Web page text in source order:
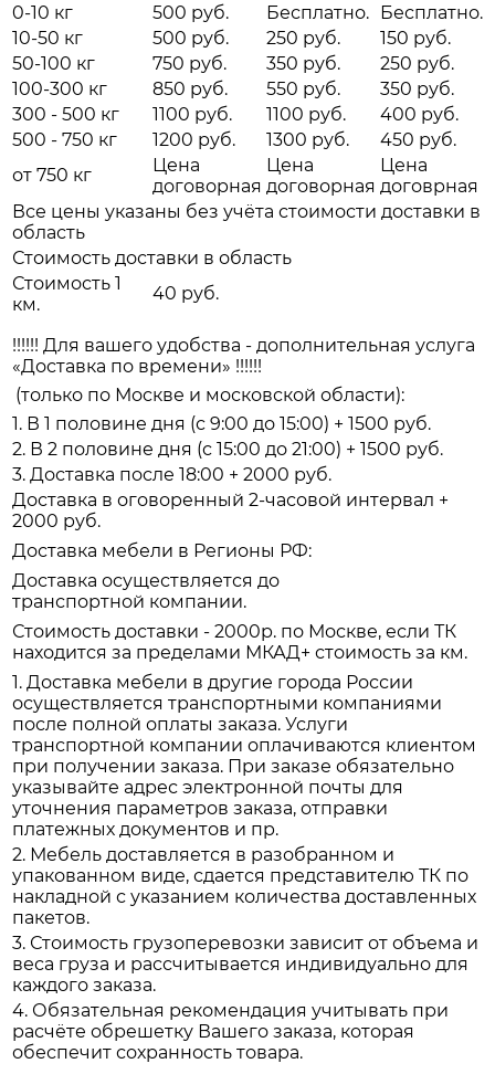
0-10 кг
500 руб. Бесплатно.
Бесплатно.
10-50 кг
500 руб. 250 руб.
150 руб.
50-100 кг
750 руб. 350 руб.
250 руб.
100-300 кг
850 руб. 550 руб.
350 руб.
300 - 500 кг
1100 руб. 1100 руб.
400 руб.
500 - 750 кг
1200 руб. 1300 руб.
450 руб.
от 750 кг
Цена
договорная
Цена
договорная
Цена
договрная
Все цены указаны без учёта стоимости доставки в
область
Стоимость доставки в область
Стоимость 1
км.
40 руб.
!!!!!! Для вашего удобства - дополнительная услуга
«Доставка по времени» !!!!!!
(только по Москве и московской области):
1. В 1 половине дня (с 9:00 до 15:00) + 1500 руб.
2. В 2 половине дня (с 15:00 до 21:00) + 1500 руб.
3. Доставка после 18:00 + 2000 руб.
Доставка в оговоренный 2-часовой интервал +
2000 руб.
Доставка мебели в Регионы РФ:
Доставка осуществляется до
транспортной компании.
Стоимость доставки - 2000р. по Москве, если ТК
находится за пределами МКАД+ стоимость за км.
1. Доставка мебели в другие города России
осуществляется транспортными компаниями
после полной оплаты заказа. Услуги
транспортной компании оплачиваются клиентом
при получении заказа. При заказе обязательно
указывайте адрес электронной почты для
уточнения параметров заказа, отправки
платежных документов и пр.
2. Мебель доставляется в разобранном и
упакованном виде, сдается представителю ТК по
накладной с указанием количества доставленных
пакетов.
3. Стоимость грузоперевозки зависит от объема и
веса груза и рассчитывается индивидуально для
каждого заказа.
4. Обязательная рекомендация учитывать при
расчёте обрешетку Вашего заказа, которая
обеспечит сохранность товара.